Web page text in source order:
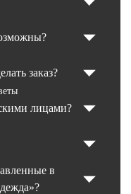
заказ?
лицами?
в